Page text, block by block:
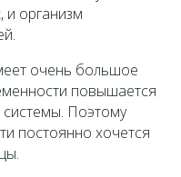
и организм
очень большое
повышается
системы. Поэтому
постоянно хочется